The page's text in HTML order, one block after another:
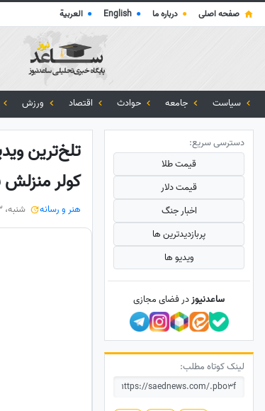
صفحه اصلی ● درباره ما ●
English
● العربية
سیاست جامعه حوادث اقتصاد ورزش
کولر
هنر و رسانه شنبه، 23 خرداد 1405
دسترسی سریع:
قیمت طلا
قیمت دلار
اخبار جنگ
پربازدید‌ترین ها
ویدیو ها
ساعدنیوزدر فضای مجازی
لینک کوتاه مطلب: